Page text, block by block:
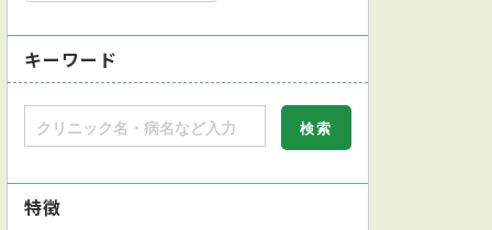
キーワード
特徴